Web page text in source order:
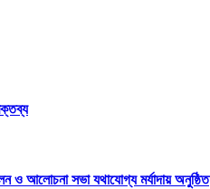
ও আলোচনা সভা যথাযোগ্য মর্যাদায় অনুষ্ঠিত